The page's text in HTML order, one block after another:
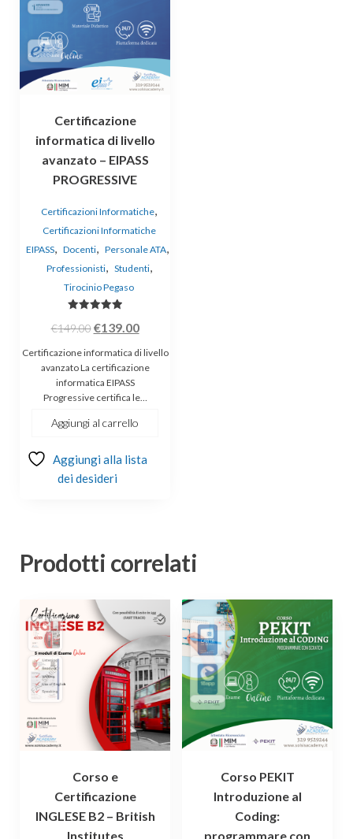
Certificazione
informatica di livello
avanzato – EIPASS
PROGRESSIVE
Certificazioni Informatiche,
Certificazioni Informatiche
EIPASS, Docenti, Personale ATA,
Professionisti, Studenti,
Tirocinio Pegaso
5.00
su 5
€149.00 Il
prezzo
originale
era:
€149.00.
€139.00Il
prezzo
attuale
€139.00.
Certificazione informatica di livello
avanzato La certificazione
informatica EIPASS
Progressive certifica le…
Aggiungi al carrello
Aggiungi alla lista
dei desideri
Prodotti correlati
Corso e
Certificazione
INGLESE B2 – British
Institutes
Corso PEKIT
Introduzione al
Coding:
programmare con